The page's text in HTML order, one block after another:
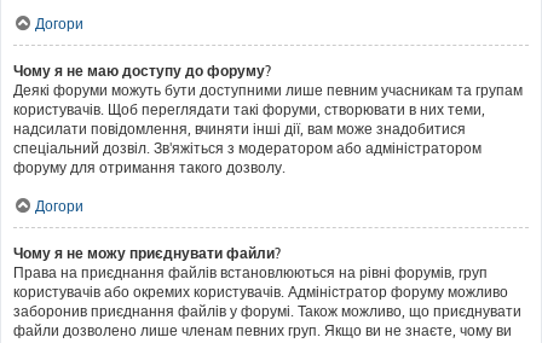
Догори
Чому я не маю доступу до форуму?
Деякі форуми можуть бути доступними лише певним учасникам та групам
користувачів. Щоб переглядати такі форуми, створювати в них теми,
надсилати повідомлення, вчиняти інші дії, вам може знадобитися
спеціальний дозвіл. Зв'яжіться з модератором або адміністратором
форуму для отримання такого дозволу.
Догори
Чому я не можу приєднувати файли?
Права на приєднання файлів встановлюються на рівні форумів, груп
користувачів або окремих користувачів. Адміністратор форуму можливо
заборонив приєднання файлів у форумі. Також можливо, що приєднувати
файли дозволено лише членам певних груп. Якщо ви не знаєте, чому ви